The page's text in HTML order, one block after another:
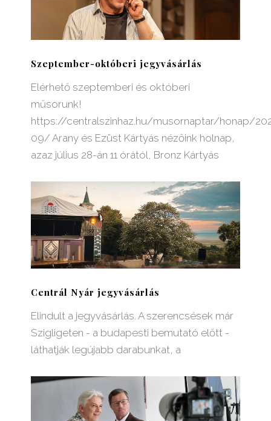
Szeptember-októberi jegyvásárlás
Elérhető szeptemberi és októberi
műsorunk!
https://centralszinhaz.hu/musornaptar/honap/
09/ Arany és Ezüst Kártyás nézőink holnap,
azaz július 28-án 11 órától, Bronz Kártyás
Centrál Nyár jegyvásárlás
Elindult a jegyvásárlás. A szerencsések már
Szigligeten - a budapesti bemutató előtt -
láthatják legújabb darabunkat, a